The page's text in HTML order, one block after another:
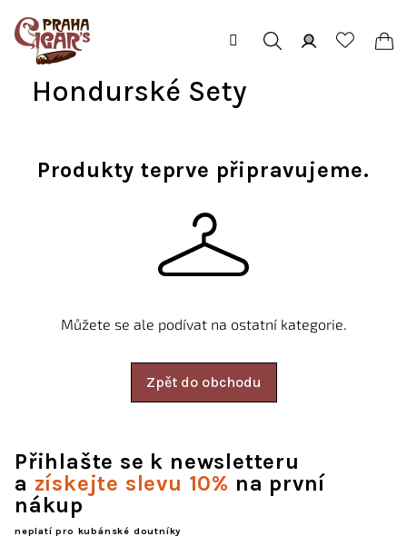
obsah
Hondurské Sety
Produkty teprve připravujeme.
Můžete se ale podívat na ostatní kategorie.
Zpět do obchodu
Přihlašte se k newsletteru
a získejte slevu 10% na první
nákup
neplatí pro kubánské doutníky